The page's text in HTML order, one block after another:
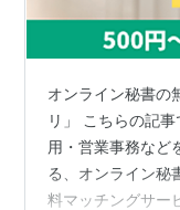
オンライン秘書の
リ」 こちらの記
用・営業事務など
る、オンライン秘
料マッチングサー